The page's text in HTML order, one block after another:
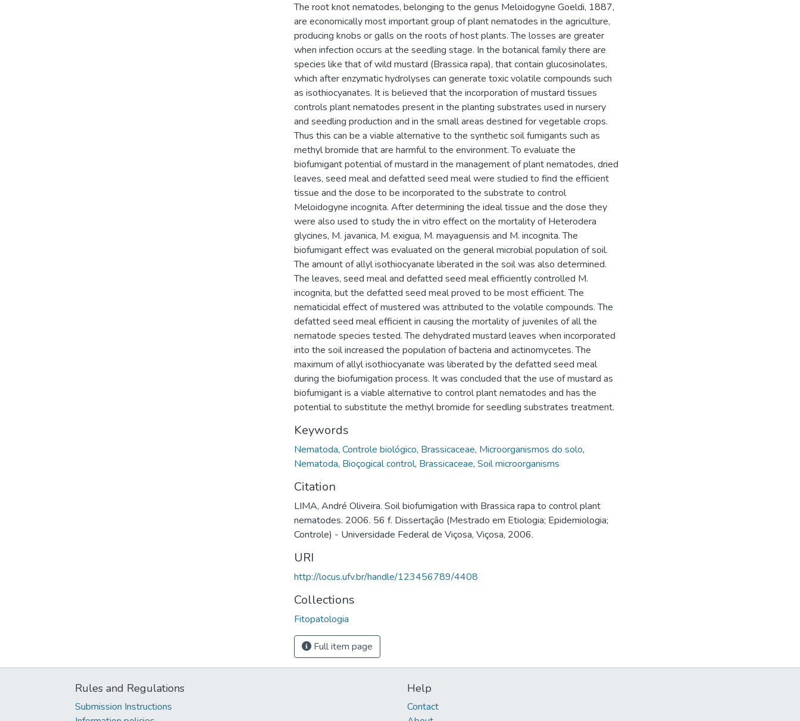
The root knot nematodes, belonging to the genus Meloidogyne Goeldi, 1887,
are economically most important group of plant nematodes in the agriculture,
producing knobs or galls on the roots of host plants. The losses are greater
when infection occurs at the seedling stage. In the botanical family there are
species like that of wild mustard (Brassica rapa), that contain glucosinolates,
which after enzymatic hydrolyses can generate toxic volatile compounds such
as isothiocyanates. It is believed that the incorporation of mustard tissues
controls plant nematodes present in the planting substrates used in nursery
and seedling production and in the small areas destined for vegetable crops.
Thus this can be a viable alternative to the synthetic soil fumigants such as
methyl bromide that are harmful to the environment. To evaluate the
biofumigant potential of mustard in the management of plant nematodes, dried
leaves, seed meal and defatted seed meal were studied to find the efficient
tissue and the dose to be incorporated to the substrate to control
Meloidogyne incognita. After determining the ideal tissue and the dose they
were also used to study the in vitro effect on the mortality of Heterodera
glycines, M. javanica, M. exigua, M. mayaguensis and M. incognita. The
biofumigant effect was evaluated on the general microbial population of soil.
The amount of allyl isothiocyanate liberated in the soil was also determined.
The leaves, seed meal and defatted seed meal efficiently controlled M.
incognita, but the defatted seed meal proved to be most efficient. The
nematicidal effect of mustered was attributed to the volatile compounds. The
defatted seed meal efficient in causing the mortality of juveniles of all the
nematode species tested. The dehydrated mustard leaves when incorporated
into the soil increased the population of bacteria and actinomycetes. The
maximum of allyl isothiocyanate was liberated by the defatted seed meal
during the biofumigation process. It was concluded that the use of mustard as
biofumigant is a viable alternative to control plant nematodes and has the
potential to substitute the methyl bromide for seedling substrates treatment.
Keywords
Nematoda, Controle biológico, Brassicaceae, Microorganismos do solo,
Nematoda, Bioçogical control, Brassicaceae, Soil microorganisms
Citation
LIMA, André Oliveira. Soil biofumigation with Brassica rapa to control plant
nematodes. 2006. 56 f. Dissertação (Mestrado em Etiologia; Epidemiologia;
Controle) - Universidade Federal de Viçosa, Viçosa, 2006.
URI
http://locus.ufv.br/handle/123456789/4408
Collections
Fitopatologia
Full item page
Rules and Regulations
Submission Instructions
Help
Contact